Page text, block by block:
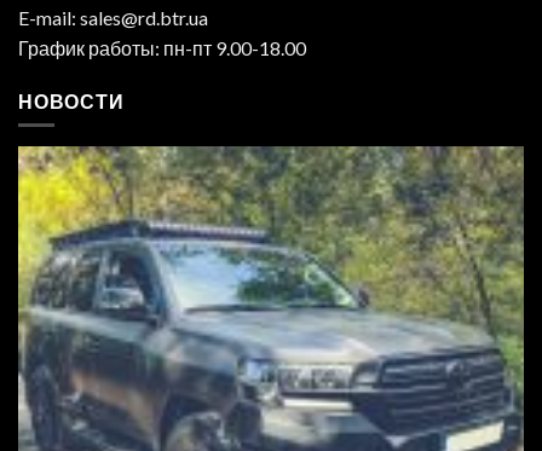
E-mail: sales@rd.btr.ua
График работы: пн-пт 9.00-18.00
НОВОСТИ